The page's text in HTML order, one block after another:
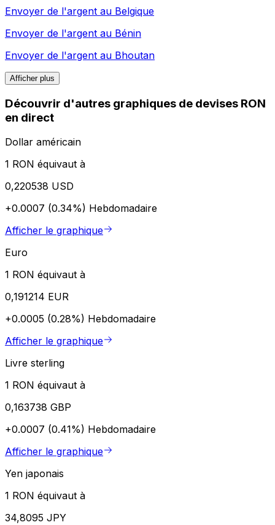
Envoyer de l'argent au Belgique
Envoyer de l'argent au Bénin
Envoyer de l'argent au Bhoutan
Afficher plus
Découvrir d'autres graphiques de devises RON
en direct
Dollar américain
1 RON équivaut à
0,220538 USD
+0.0007 (0.34%) Hebdomadaire
Afficher le graphique
Euro
1 RON équivaut à
0,191214 EUR
+0.0005 (0.28%) Hebdomadaire
Afficher le graphique
Livre sterling
1 RON équivaut à
0,163738 GBP
+0.0007 (0.41%) Hebdomadaire
Afficher le graphique
Yen japonais
1 RON équivaut à
34,8095 JPY